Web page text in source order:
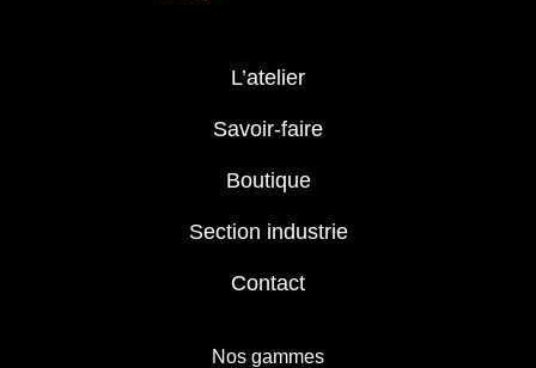
L’atelier
Savoir-faire
Boutique
Section industrie
Contact
Nos gammes